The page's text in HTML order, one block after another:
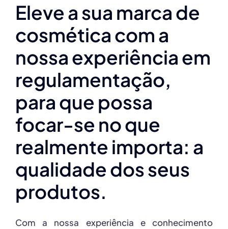
Eleve a sua marca de
cosmética com a
nossa experiência em
regulamentação,
para que possa
focar-se no que
realmente importa: a
qualidade dos seus
produtos.
Com a nossa experiência e conhecimento